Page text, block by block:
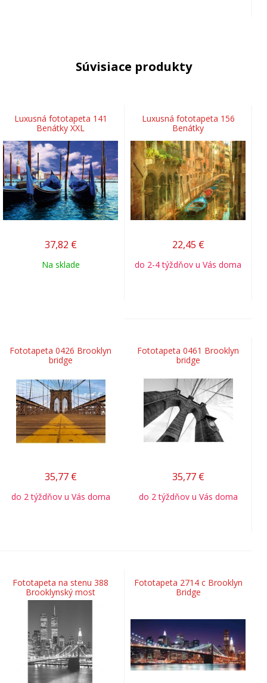
Súvisiace produkty
Luxusná fototapeta 141
Benátky XXL
37,82 €
Na sklade
Luxusná fototapeta 156
Benátky
22,45 €
do 2-4 týždňov u Vás doma
Fototapeta 0426 Brooklyn
bridge
35,77 €
do 2 týždňov u Vás doma
Fototapeta 0461 Brooklyn
bridge
35,77 €
do 2 týždňov u Vás doma
Fototapeta na stenu 388
Brooklynský most
Fototapeta 2714 c Brooklyn
Bridge